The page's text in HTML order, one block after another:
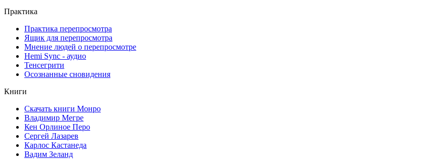
Практика
Практика перепросмотра
Ящик для перепросмотра
Мнение людей о перепросмотре
Hemi Sync - аудио
Тенсегрити
Осознанные сновидения
Книги
Скачать книги Монро
Владимир Мегре
Кен Орлиное Перо
Сергей Лазарев
Карлос Кастанеда
Вадим Зеланд